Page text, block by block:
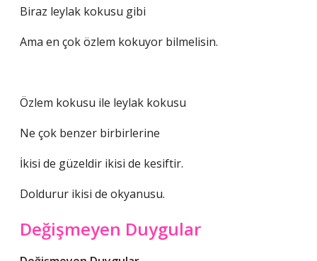
Biraz leylak kokusu gibi
Ama en çok özlem kokuyor bilmelisin.
Özlem kokusu ile leylak kokusu
Ne çok benzer birbirlerine
İkisi de güzeldir ikisi de kesiftir.
Doldurur ikisi de okyanusu.
Değişmeyen Duygular